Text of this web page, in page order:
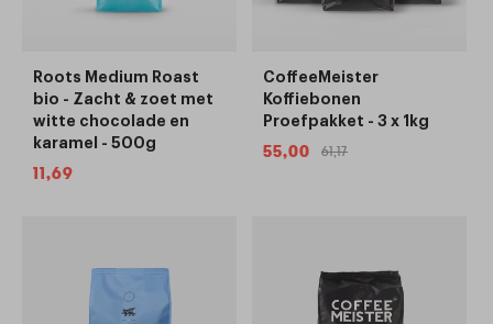
Roots Medium Roast
bio - Zacht & zoet met
witte chocolade en
karamel - 500g
Normale
11,69
CoffeeMeister
Koffiebonen
Proefpakket - 3 x 1kg
Aanbiedingsprijs
55,00
Normale
61,17